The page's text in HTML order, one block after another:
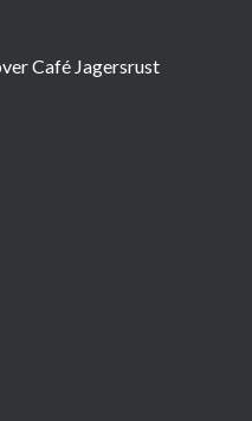
Café Jagersrust